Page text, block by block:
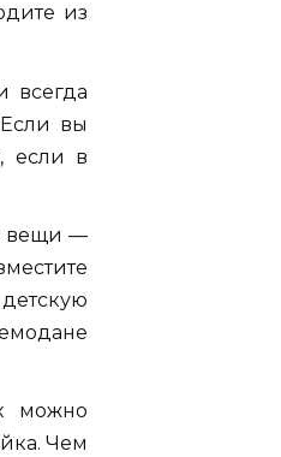
из
всегда
вы
если в
вещи —
можно
Чем